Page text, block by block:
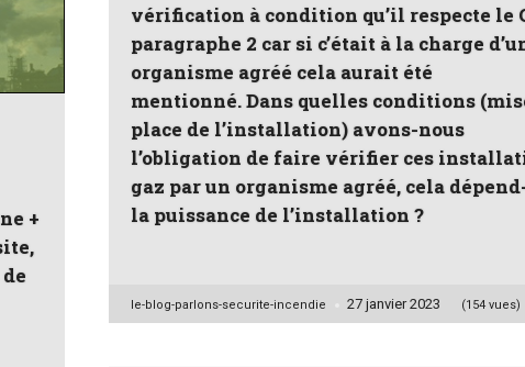
vérification à condition qu’il respecte le
paragraphe 2 car si c’était à la charge
organisme agréé cela aurait été
mentionné. Dans quelles conditions
place de l’installation) avons-nous
l’obligation de faire vérifier ces
gaz par un organisme agréé, cela
la puissance de l’installation ?
Posted
le-blog-parlons-securite-incendie 27 janvier 2023 (154 vues)
+